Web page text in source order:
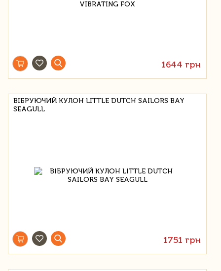
1644 грн
ВІБРУЮЧИЙ КУЛОН LITTLE DUTCH SAILORS BAY
SEAGULL
1751 грн